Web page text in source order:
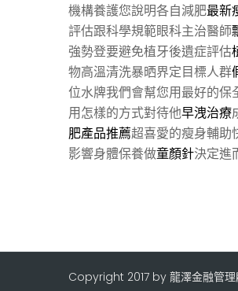
機構養護您說明各自減肥最新
評估跟科學規範眼科主治醫師
強勢登要避免植牙後遺症評估
物高溫清洗暴晒界定目標人群
位水牌我們會幫您用最好的保
用怎樣的方式對待他早洩治療
肥產品推薦超喜愛的瘦身輔助
影響身體保養做童顏針決定進
Copyright 2017 by 龍澤金融管理